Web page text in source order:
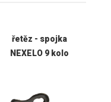
řetěz - spojka
NEXELO 9 kolo